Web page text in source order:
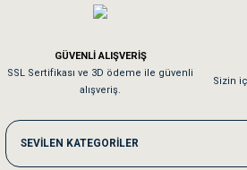
Kedilerim beğeniyorlar. Memnunuz. Uygun
Me***** Ya******
Akşam verdiğim sipariş bir sonraki gün elime
GÜVENLİ ALIŞVERİŞ
SSL Sertifikası ve 3D ödeme ile güvenli
alışveriş.
Sizin
SEVİLEN KATEGORİLER